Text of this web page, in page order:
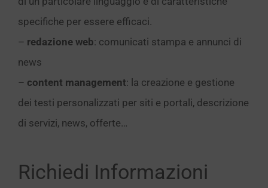
specifiche per essere efficaci.
– redazione web: comunicati stampa e annunci di
news
– content management: la creazione e gestione
dei testi personalizzati per siti e portali, descrizione
di servizi, news, offerte…
Richiedi Informazioni